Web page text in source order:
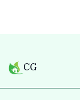
CG